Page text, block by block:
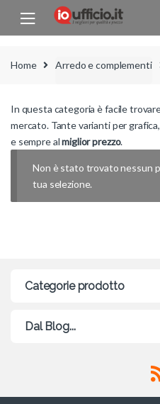
Skip to navigation
Skip to content
Home Arredo e complementi
In questa categoria è facile
mercato. Tante varianti per
e sempre almiglior prezzo.
Non è stato trovato nessun
tua selezione.
Categorie prodotto
Dal Blog...